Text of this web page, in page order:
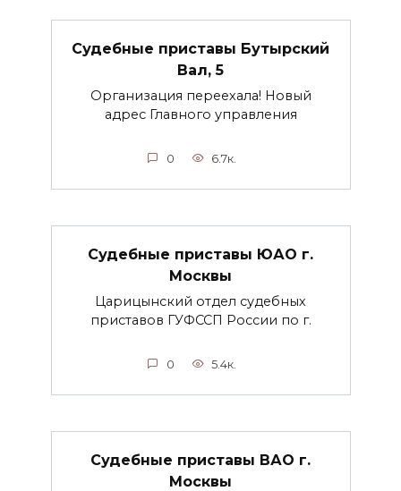
Судебные приставы Бутырский
Вал, 5
Организация переехала! Новый
адрес Главного управления
0 6.7к.
Судебные приставы ЮАО г.
Москвы
Царицынский отдел судебных
приставов ГУФССП России по г.
0 5.4к.
Судебные приставы ВАО г.
Москвы